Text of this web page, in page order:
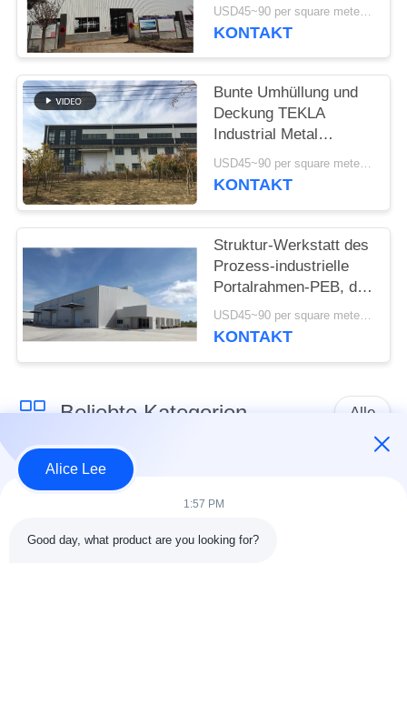
USD45~90 per square meter MOQ:1000 Quadratmeter
KONTAKT
Bunte Umhüllung und
Deckung TEKLA
Industrial Metal
Workshop Buildings
USD45~90 per square meter MOQ:1000 Quadratmeter
KONTAKT
Struktur-Werkstatt des
Prozess-industrielle
Portalrahmen-PEB, die
Iso-Norm aufbaut
USD45~90 per square meter MOQ:1000 Quadratmeter
KONTAKT
Beliebte Kategorien Alle
Stahlkonstruktionsbau
Stahlkonstruktion
Architektonischer
Alice Lee
1:57 PM
Good day, what product are you looking for?